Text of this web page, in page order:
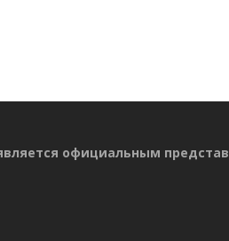
официальным